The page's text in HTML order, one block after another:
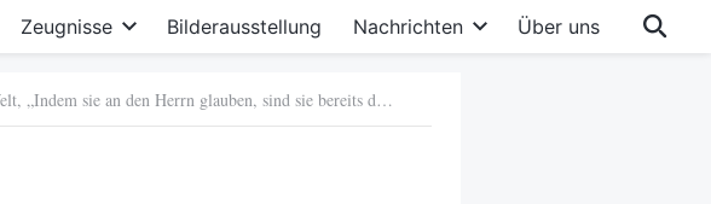
Zeugnisse Bilderausstellung Nachrichten Über uns
9. Die Auffassung der religiösen Welt, „Indem sie an den Herrn glauben, sind sie bereits durch den Glauben gerechtfertigt und haben durch ihren Glauben die Errettung bereits erlangt, und müssen das Werk des Gerichts der letzten Tage nicht annehmen.“